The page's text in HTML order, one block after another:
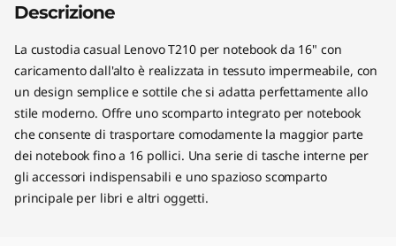
Descrizione
La custodia casual Lenovo T210 per notebook da 16" con
caricamento dall'alto è realizzata in tessuto impermeabile, con
un design semplice e sottile che si adatta perfettamente allo
stile moderno. Offre uno scomparto integrato per notebook
che consente di trasportare comodamente la maggior parte
dei notebook fino a 16 pollici. Una serie di tasche interne per
gli accessori indispensabili e uno spazioso scomparto
principale per libri e altri oggetti.